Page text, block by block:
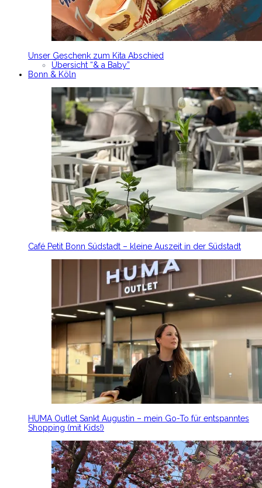
Unser Geschenk zum Kita Abschied
Übersicht “& a Baby”
Bonn & Köln
Café Petit Bonn Südstadt – kleine Auszeit in der Südstadt
HUMA Outlet Sankt Augustin – mein Go-To für entspanntes
Shopping (mit Kids!)